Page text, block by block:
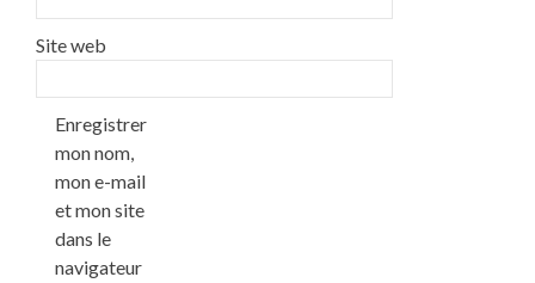
Site web
Enregistrer
mon nom,
mon e-mail
et mon site
dans le
navigateur